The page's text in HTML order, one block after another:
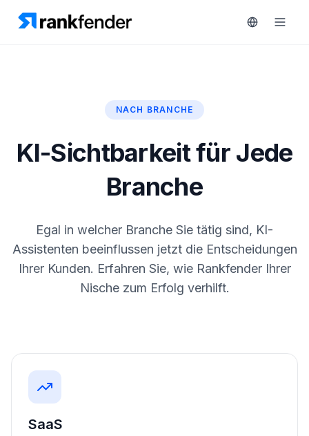
Wettbewerber-
RAISA
Assistant
Integrationen
Lösungen
Tools
Preise
NACH BRANCHE
KI-Sichtbarkeit für Jede
Branche
Egal in welcher Branche Sie tätig sind, KI-
Assistenten beeinflussen jetzt die Entscheidungen
Ihrer Kunden. Erfahren Sie, wie Rankfender Ihrer
Nische zum Erfolg verhilft.
SaaS